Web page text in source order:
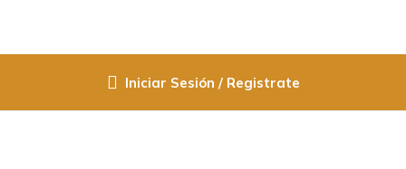
Iniciar Sesión / Registrate
Fittings PPR / Cobre / PVC PVC Hidraulico